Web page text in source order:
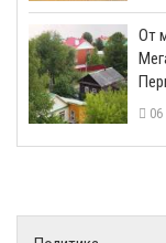
От
06